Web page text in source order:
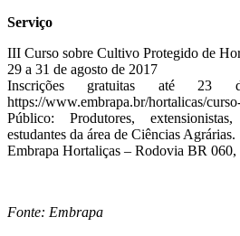
Serviço
III Curso sobre Cultivo Protegido de
29 a 31 de agosto de 2017
Inscrições gratuitas até 23
https://www.embrapa.br/hortalicas/
Público: Produtores,
estudantes da área de Ciências Agrárias.
Embrapa Hortaliças – Rodovia BR
Fonte: Embrapa